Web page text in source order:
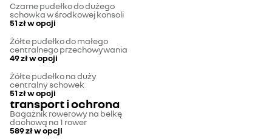
Czarne pudełko do dużego
schowka w środkowej konsoli
51 złw opcji
Żółte pudełko do małego
centralnego przechowywania
49 złw opcji
Żółte pudełko na duży
centralny schowek
51 złw opcji
transport i ochrona
Bagażnik rowerowy na belkę
dachową na 1 rower
589 złw opcji